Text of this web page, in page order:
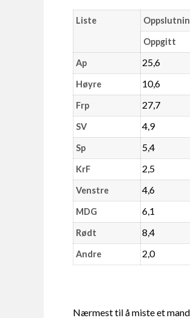
Liste
Oppgitt
Ap 25,6
Høyre 10,6
Frp 27,7
SV 4,9
Sp 5,4
KrF 2,5
Venstre 4,6
MDG 6,1
Rødt 8,4
Andre 2,0
Nærmest til å miste et